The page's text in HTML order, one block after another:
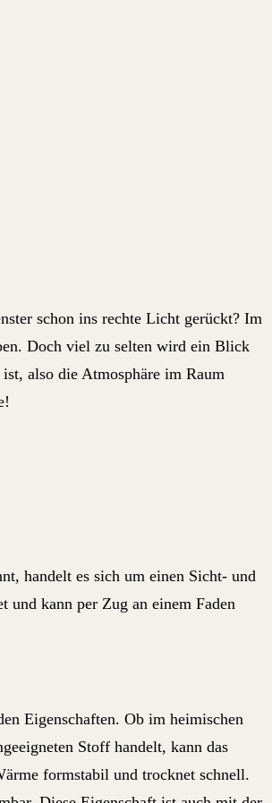
schon ins rechte Licht gerückt? Im
Doch viel zu selten wird ein Blick
also die Atmosphäre im Raum
handelt es sich um einen Sicht- und
kann per Zug an einem Faden
Eigenschaften. Ob im heimischen
Stoff handelt, kann das
formstabil und trocknet schnell.